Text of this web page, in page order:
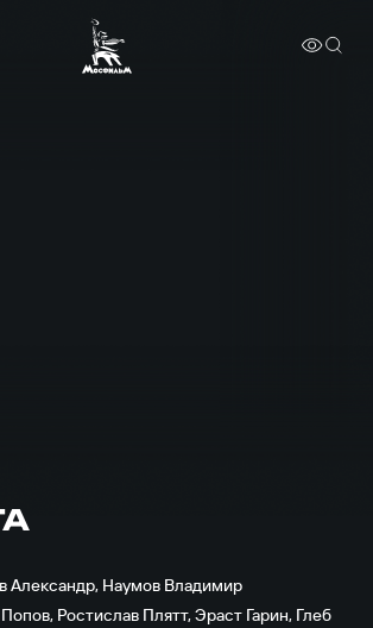
Александр, Наумов Владимир
, Ростислав Плятт,Эраст Гарин, Глеб